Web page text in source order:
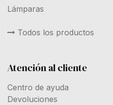
Lámparas
Todos los productos
Atención al cliente
Centro de ayuda
Devoluciones